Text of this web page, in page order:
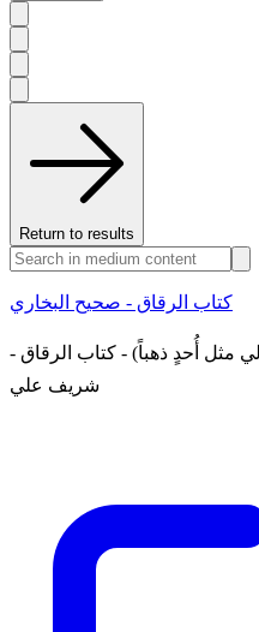
Return to results
كتاب الرقاق - صحيح البخاري
مثل أُحدٍ ذهباً) - كتاب الرقاق -
شريف علي